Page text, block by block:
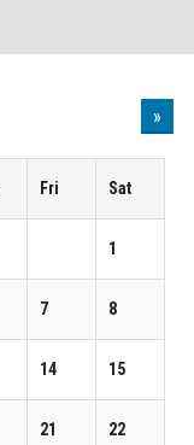
»
Fri Sat
1
7 8
14 15
21 22